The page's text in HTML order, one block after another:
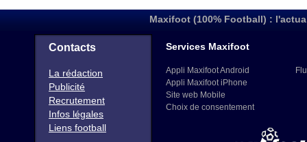
Maxifoot (100% Football) :
Contacts
La rédaction
Publicité
Recrutement
Infos légales
Liens football
Services Maxifoot
Appli Maxifoot Android
Appli Maxifoot iPhone
Site web Mobile
Choix de consentement